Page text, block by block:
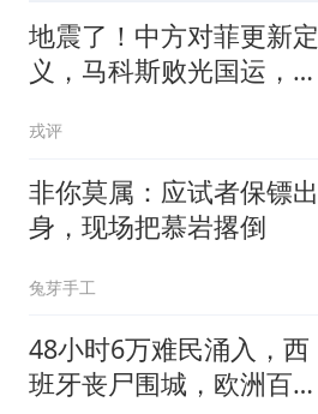
地震了！中方对菲更新定
义，马科斯败光国运，还
戎评
非你莫属：应试者保镖出
身，现场把慕岩撂倒
兔芽手工
48小时6万难民涌入，西
班牙丧尸围城，欧洲百年